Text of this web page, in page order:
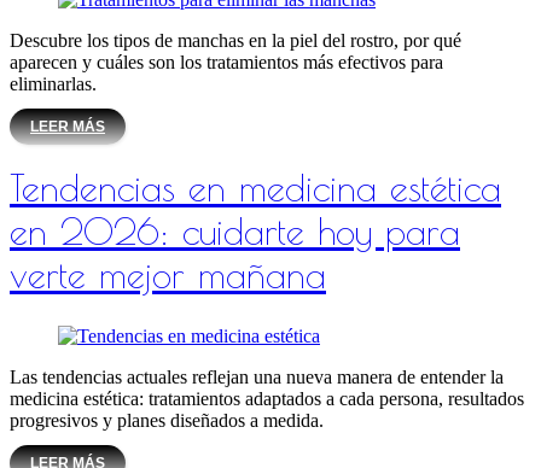
Descubre los tipos de manchas en la piel del rostro, por qué
aparecen y cuáles son los tratamientos más efectivos para
eliminarlas.
LEER MÁS
Tendencias en medicina estética
en 2026: cuidarte hoy para
verte mejor mañana
Las tendencias actuales reflejan una nueva manera de entender la
medicina estética: tratamientos adaptados a cada persona, resultados
progresivos y planes diseñados a medida.
LEER MÁS